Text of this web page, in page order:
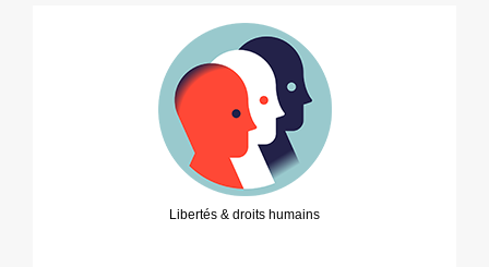
Libertés & droits humains